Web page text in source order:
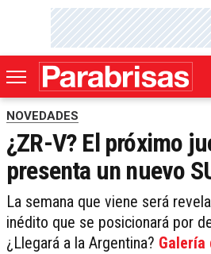
NOVEDADES
¿ZR-V? El próximo
presenta un nuevo
La semana que viene será
inédito que se posicionará por
¿Llegará a la Argentina?